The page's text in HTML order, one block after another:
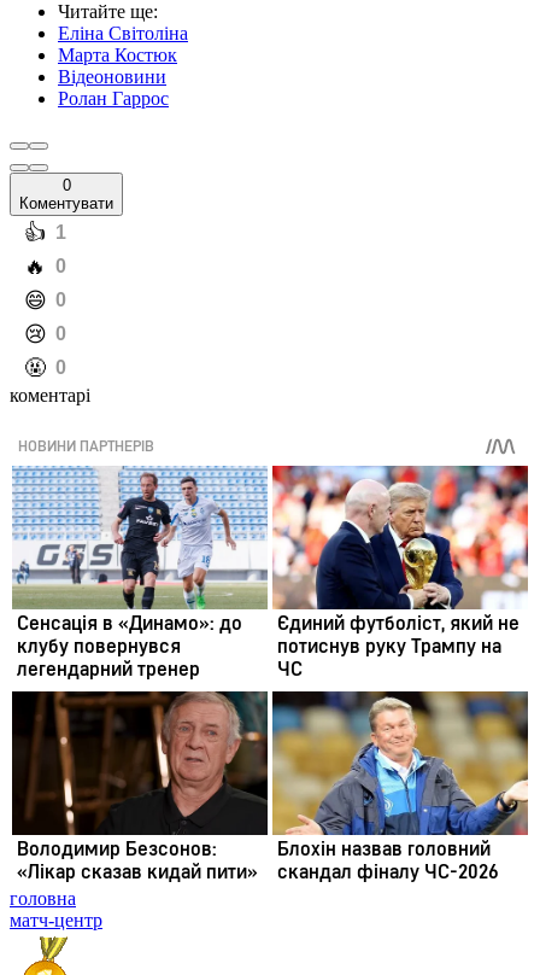
Читайте ще:
Еліна Світоліна
Марта Костюк
Відеоновини
Ролан Гаррос
0
Коментувати
️👍 1
️🔥 0
️😄 0
️😢 0
️🤬 0
коментарі
головна
матч-центр